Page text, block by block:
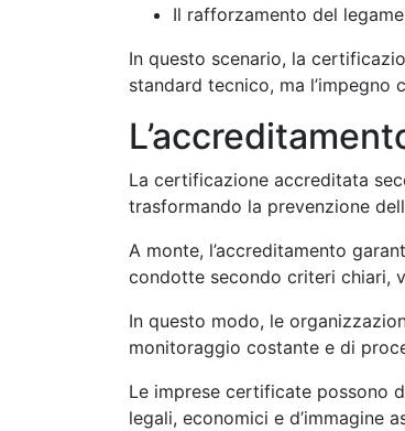
Il rafforzamento del
In questo scenario, la
standard tecnico, ma l’impegno
La certificazione accreditata
trasformando la prevenzione
A monte, l’accreditamento
condotte secondo criteri chiari,
In questo modo, le
monitoraggio costante e di
Le imprese certificate possono
legali, economici e d’immagine